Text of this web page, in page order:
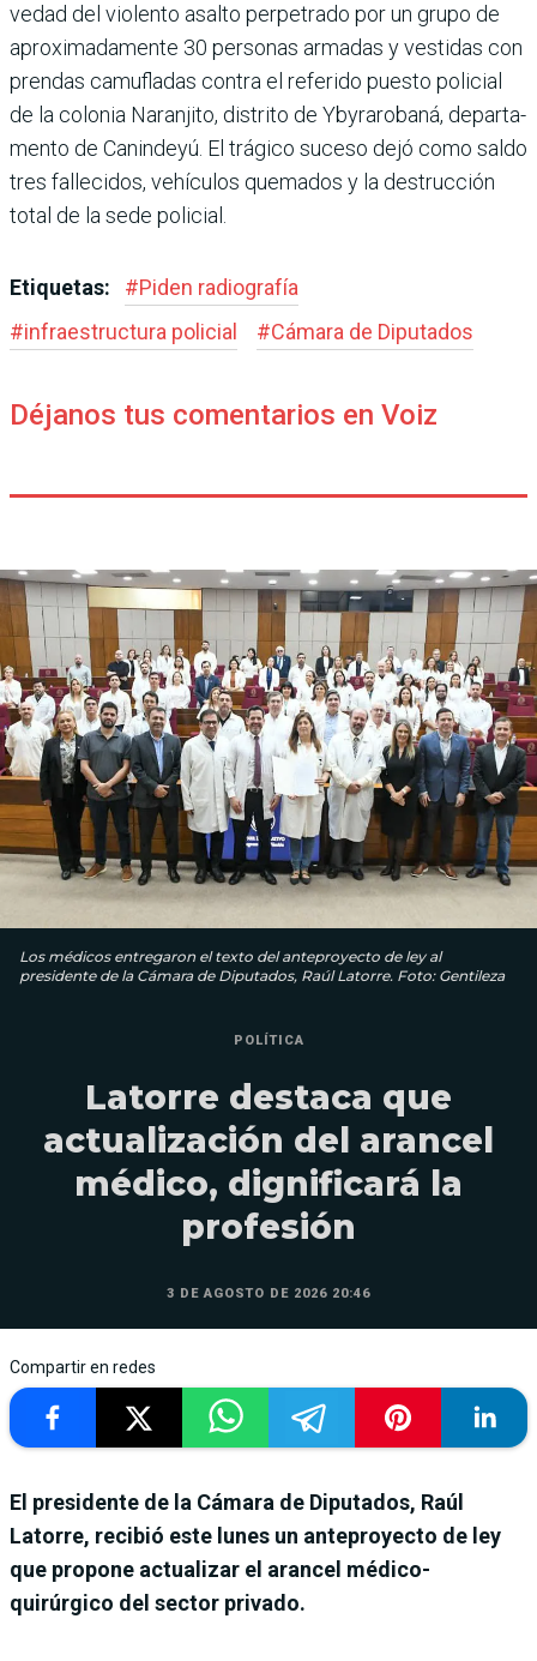
vedad del violento asalto perpetrado por un grupo de
aproximadamente 30 personas armadas y ves­tidas con
prendas camu­fladas contra el referido puesto policial
de la colo­nia Naranjito, distrito de Ybyrarobaná, departa­
mento de Canindeyú. El trá­gico suceso dejó como saldo
tres fallecidos, vehículos quemados y la destrucción
total de la sede policial.
Etiquetas: #Piden radiografía
#infraestructura policial #Cámara de Diputados
Déjanos tus comentarios en Voiz
Los médicos entregaron el texto del anteproyecto de ley al
presidente de la Cámara de Diputados, Raúl Latorre. Foto: Gentileza
POLÍTICA
Latorre destaca que
actualización del arancel
médico, dignificará la
profesión
3 DE AGOSTO DE 2026 20:46
Compartir en redes
El presidente de la Cámara de Diputados, Raúl
Latorre, recibió este lunes un anteproyecto de ley
que propone actualizar el arancel médico-
quirúrgico del sector privado.